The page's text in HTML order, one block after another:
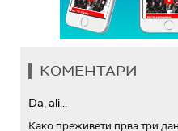
КОМЕНТАРИ
Da, ali...
Како преживети прва три